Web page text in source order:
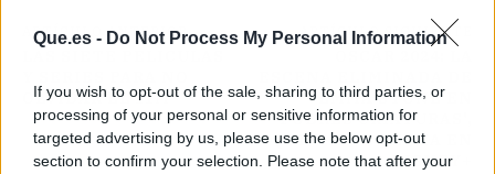
Que.es - Do Not Process My Personal Information
If you wish to opt-out of the sale, sharing to third parties, or
processing of your personal or sensitive information for
targeted advertising by us, please use the below opt-out
section to confirm your selection. Please note that after your
ARTÍCULO ANTERIOR
OLVIDAR EL 11M
ARTÍCULO SIGUIENTE
EMMA STONE EN
'POBRES CRIATURAS',
QUE TIENE FECHA EN
DISNEY+